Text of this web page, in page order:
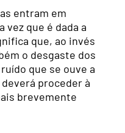
entram em
vez que é dada a
que, ao invés
o desgaste dos
que se ouve a
proceder à
brevemente